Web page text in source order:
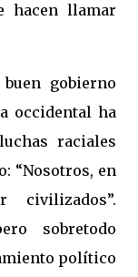
hacen llamar
gobierno
occidental ha
raciales
“Nosotros, en
civilizados”.
sobretodo
político